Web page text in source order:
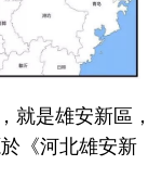
是雄安新區，
《河北雄安新